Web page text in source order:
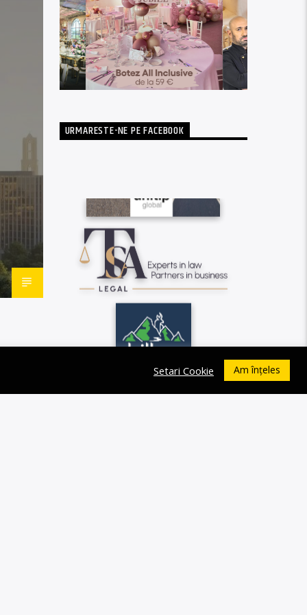
URMARESTE-NE PE FACEBOOK
Setari Cookie Am înțeles